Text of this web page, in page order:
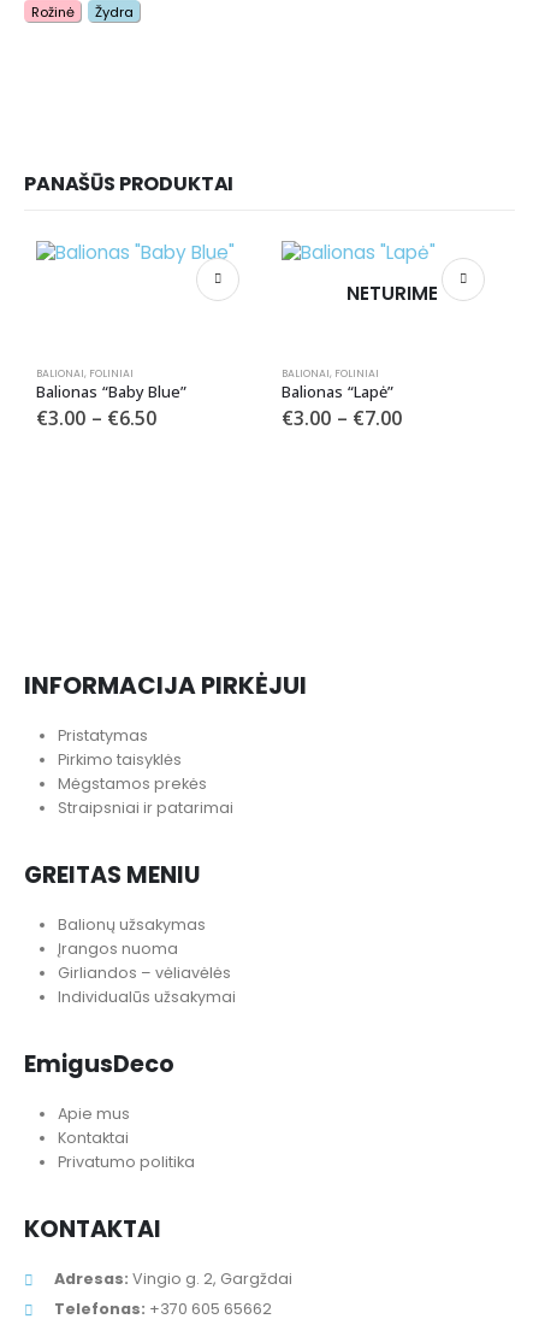
Rožinė Žydra
PANAŠŪS PRODUKTAI
BALIONAI, FOLINIAI
Balionas “Baby Blue”
€3.00 – €6.50
NETURIME
BALIONAI, FOLINIAI
Balionas “Lapė”
€3.00 – €7.00
INFORMACIJA PIRKĖJUI
Pristatymas
Pirkimo taisyklės
Mėgstamos prekės
Straipsniai ir patarimai
GREITAS MENIU
Balionų užsakymas
Įrangos nuoma
Girliandos – vėliavėlės
Individualūs užsakymai
EmigusDeco
Apie mus
Kontaktai
Privatumo politika
KONTAKTAI
Adresas: Vingio g. 2, Gargždai
Telefonas: +370 605 65662